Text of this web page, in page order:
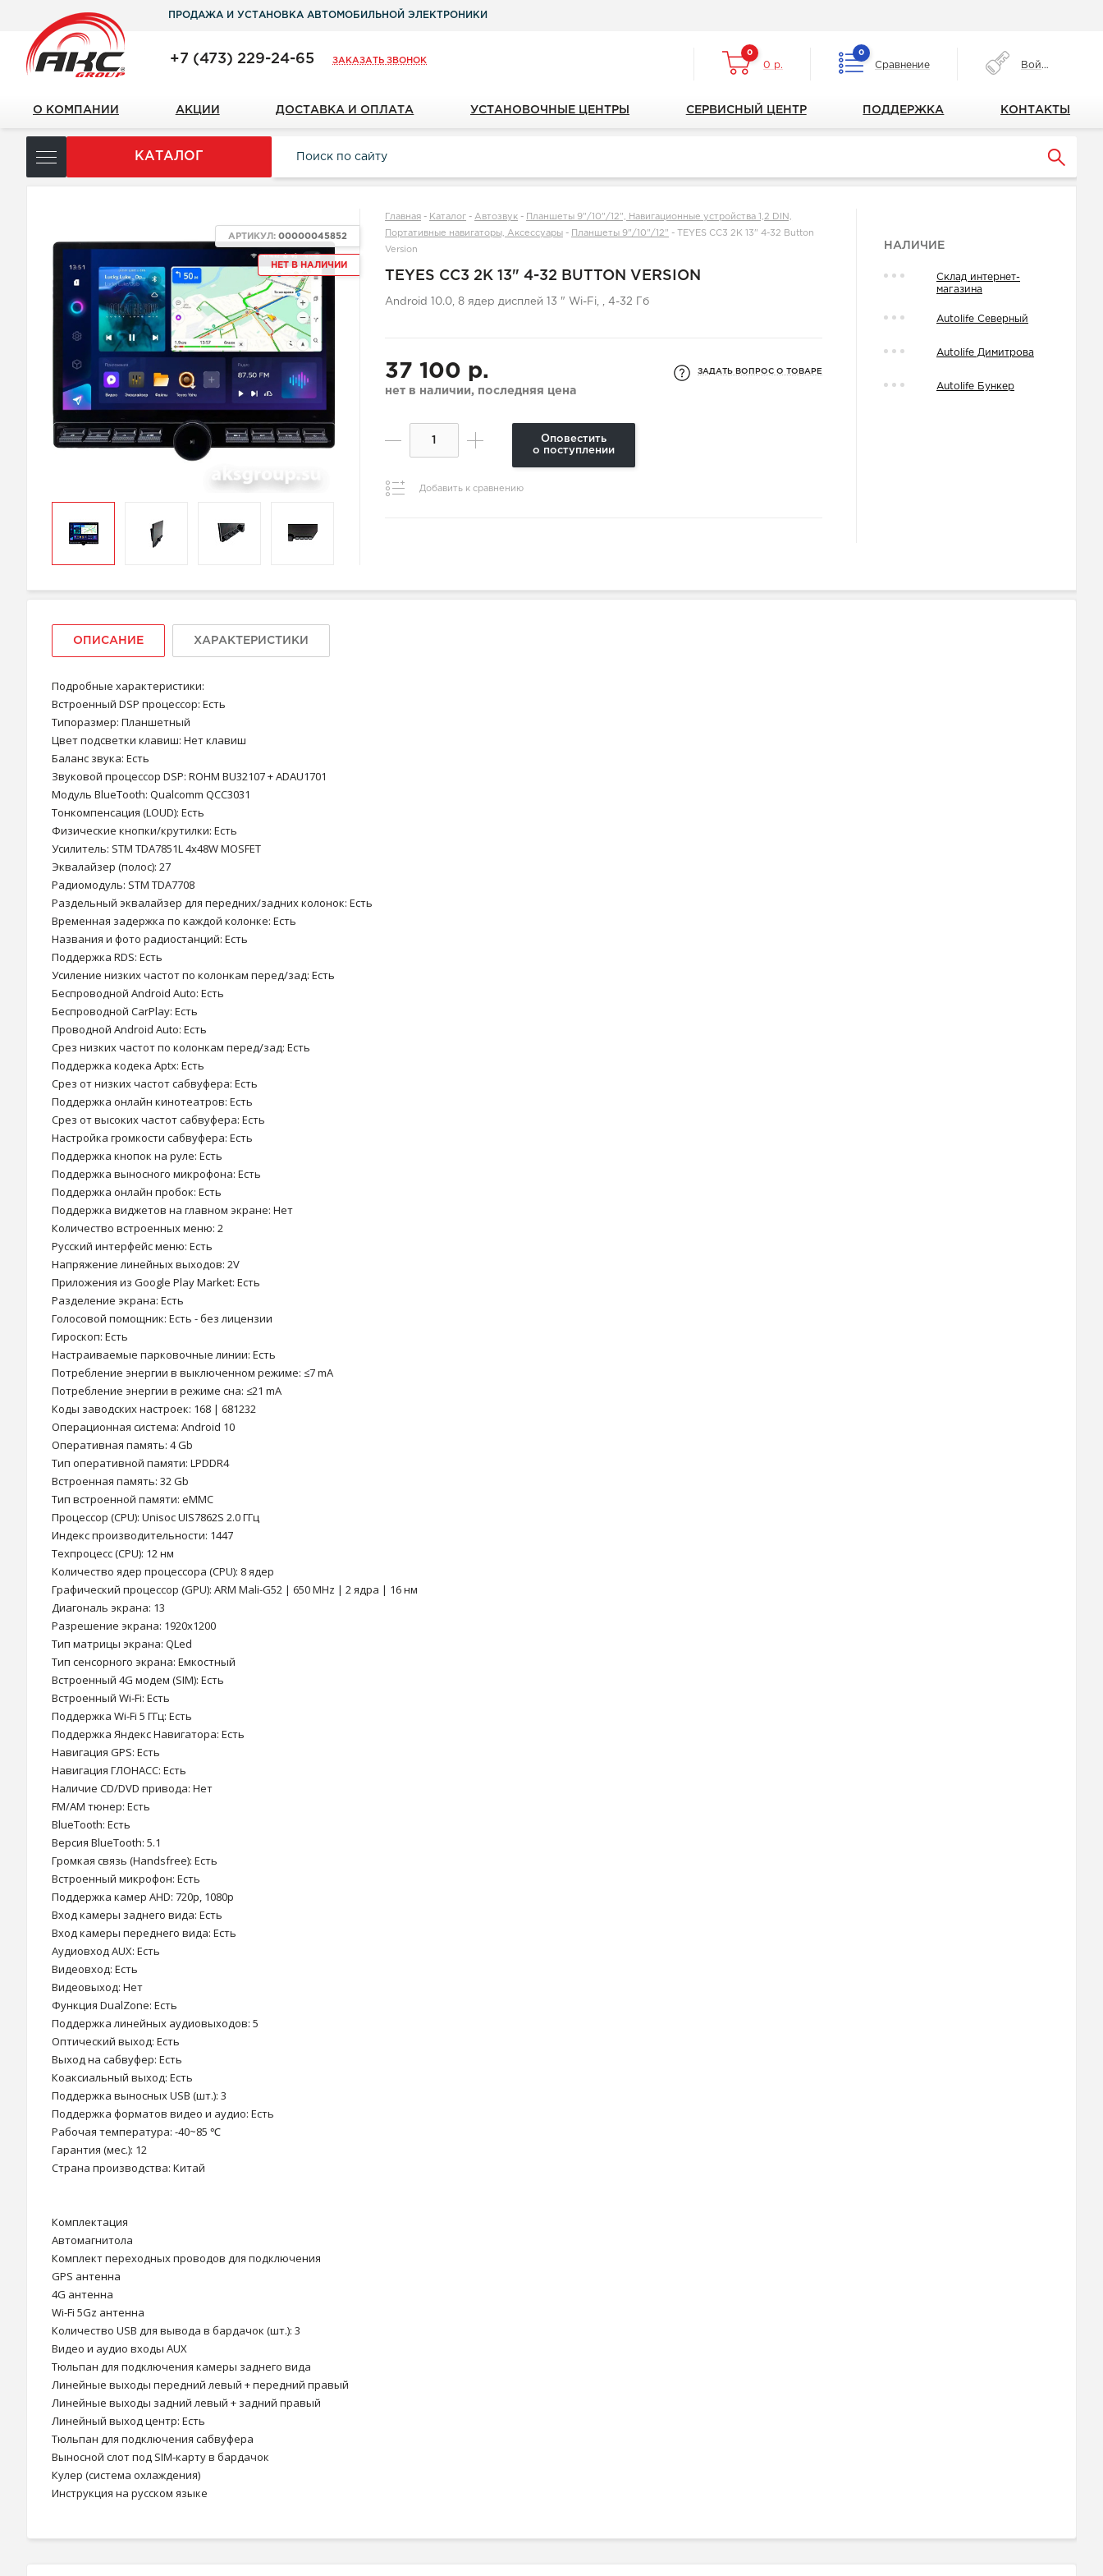
ПРОДАЖА И УСТАНОВКА АВТОМОБИЛЬНОЙ ЭЛЕКТРОНИКИ
+7 (473) 229-24-65 ЗАКАЗАТЬ ЗВОНОК
0
0 р.
0
Сравнение Войти
О КОМПАНИИ АКЦИИ ДОСТАВКА И ОПЛАТА УСТАНОВОЧНЫЕ ЦЕНТРЫ СЕРВИСНЫЙ ЦЕНТР ПОДДЕРЖКА КОНТАКТЫ
КАТАЛОГ
НЕТ В НАЛИЧИИ
АРТИКУЛ:00000045852
Главная - Каталог -Автозвук -
Планшеты 9"/10"/12", Навигационные устройства 1,2 DIN,
Портативные навигаторы, Аксессуары - Планшеты 9"/10"/12" -
TEYES CC3 2K 13" 4-32 Button
Version
TEYES CC3 2K 13" 4-32 BUTTON VERSION
Android 10.0, 8 ядер дисплей 13 " Wi-Fi, , 4-32 Гб
37 100 р.
нет в наличии, последняя цена
ЗАДАТЬ ВОПРОС О ТОВАРЕ
Оповестить
о поступлении
Добавить к сравнению
НАЛИЧИЕ
Склад интернет-
магазина
Autolife Северный
Autolife Димитрова
Autolife Бункер
ОПИСАНИЕ ХАРАКТЕРИСТИКИ
Подробные характеристики:
Встроенный DSP процессор: Есть
Типоразмер: Планшетный
Цвет подсветки клавиш: Нет клавиш
Баланс звука: Есть
Звуковой процессор DSP: ROHM BU32107 + ADAU1701
Модуль BlueTooth: Qualcomm QCC3031
Тонкомпенсация (LOUD): Есть
Физические кнопки/крутилки: Есть
Усилитель: STM TDA7851L 4x48W MOSFET
Эквалайзер (полос): 27
Радиомодуль: STM TDA7708
Раздельный эквалайзер для передних/задних колонок: Есть
Временная задержка по каждой колонке: Есть
Названия и фото радиостанций: Есть
Поддержка RDS: Есть
Усиление низких частот по колонкам перед/зад: Есть
Беспроводной Android Auto: Есть
Беспроводной CarPlay: Есть
Проводной Android Auto: Есть
Срез низких частот по колонкам перед/зад: Есть
Поддержка кодека Aptx: Есть
Срез от низких частот сабвуфера: Есть
Поддержка онлайн кинотеатров: Есть
Срез от высоких частот сабвуфера: Есть
Настройка громкости сабвуфера: Есть
Поддержка кнопок на руле: Есть
Поддержка выносного микрофона: Есть
Поддержка онлайн пробок: Есть
Поддержка виджетов на главном экране: Нет
Количество встроенных меню: 2
Русский интерфейс меню: Есть
Напряжение линейных выходов: 2V
Приложения из Google Play Market: Есть
Разделение экрана: Есть
Голосовой помощник: Есть - без лицензии
Гироскоп: Есть
Настраиваемые парковочные линии: Есть
Потребление энергии в выключенном режиме: ≤7 mA
Потребление энергии в режиме сна: ≤21 mA
Коды заводских настроек: 168 | 681232
Операционная система: Android 10
Оперативная память: 4 Gb
Тип оперативной памяти: LPDDR4
Встроенная память: 32 Gb
Тип встроенной памяти: eMMC
Процессор (CPU): Unisoc UIS7862S 2.0 ГГц
Индекс производительности: 1447
Техпроцесс (CPU): 12 нм
Количество ядер процессора (CPU): 8 ядер
Графический процессор (GPU): ARM Mali-G52 | 650 MHz | 2 ядра | 16 нм
Диагональ экрана: 13
Разрешение экрана: 1920x1200
Тип матрицы экрана: QLed
Тип сенсорного экрана: Емкостный
Встроенный 4G модем (SIM): Есть
Встроенный Wi-Fi: Есть
Поддержка Wi-Fi 5 ГГц: Есть
Поддержка Яндекс Навигатора: Есть
Навигация GPS: Есть
Навигация ГЛОНАСС: Есть
Наличие CD/DVD привода: Нет
FM/AM тюнер: Есть
BlueTooth: Есть
Версия BlueTooth: 5.1
Громкая связь (Handsfree): Есть
Встроенный микрофон: Есть
Поддержка камер AHD: 720p, 1080p
Вход камеры заднего вида: Есть
Вход камеры переднего вида: Есть
Аудиовход AUX: Есть
Видеовход: Есть
Видеовыход: Нет
Функция DualZone: Есть
Поддержка линейных аудиовыходов: 5
Оптический выход: Есть
Выход на сабвуфер: Есть
Коаксиальный выход: Есть
Поддержка выносных USB (шт.): 3
Поддержка форматов видео и аудио: Есть
Рабочая температура: -40~85 ℃
Гарантия (мес.): 12
Страна производства: Китай
Комплектация
Автомагнитола
Комплект переходных проводов для подключения
GPS антенна
4G антенна
Wi-Fi 5Gz антенна
Количество USB для вывода в бардачок (шт.): 3
Видео и аудио входы AUX
Тюльпан для подключения камеры заднего вида
Линейные выходы передний левый + передний правый
Линейные выходы задний левый + задний правый
Линейный выход центр: Есть
Тюльпан для подключения сабвуфера
Выносной слот под SIM-карту в бардачок
Кулер (система охлаждения)
Инструкция на русском языке